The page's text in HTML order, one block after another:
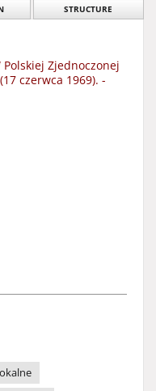
STRUCTURE
Zjednoczonej
czerwca 1969). -